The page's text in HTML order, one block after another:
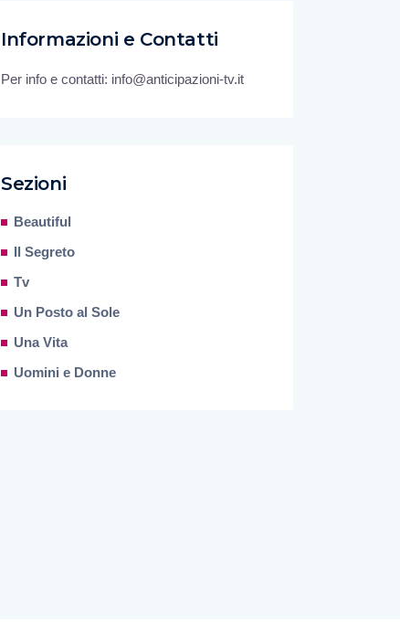
Informazioni e Contatti
Per info e contatti: info@anticipazioni-tv.it
Sezioni
Beautiful
Il Segreto
Tv
Un Posto al Sole
Una Vita
Uomini e Donne